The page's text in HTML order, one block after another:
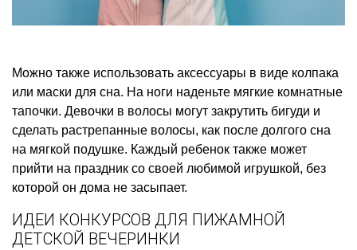
Можно также использовать аксессуары в виде колпака
или маски для сна. На ноги наденьте мягкие комнатные
тапочки. Девочки в волосы могут закрутить бигуди и
сделать растрепанные волосы, как после долгого сна
на мягкой подушке. Каждый ребенок также может
прийти на праздник со своей любимой игрушкой, без
которой он дома не засыпает.
ИДЕИ КОНКУРСОВ ДЛЯ ПИЖАМНОЙ
ДЕТСКОЙ ВЕЧЕРИНКИ